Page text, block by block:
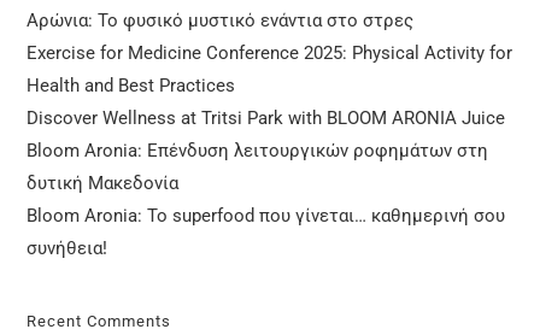
Αρώνια: Το φυσικό μυστικό ενάντια στο στρες
Exercise for Medicine Conference 2025: Physical Activity for
Health and Best Practices
Discover Wellness at Tritsi Park with BLOOM ARONIA Juice
Bloom Aronia: Επένδυση λειτουργικών ροφημάτων στη
δυτική Μακεδονία
Bloom Aronia: Το superfood που γίνεται… καθημερινή σου
συνήθεια!
Recent Comments